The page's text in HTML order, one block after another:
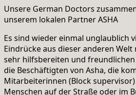
Unsere German Doctors
unserem lokalen Partner ASHA
Es sind wieder einmal unglaublich
Eindrücke aus dieser anderen
sehr hilfsbereiten und freundlichen
die Beschäftigten von Asha, die
Mitarbeiterinnen (Block
Menschen auf der Straße oder im